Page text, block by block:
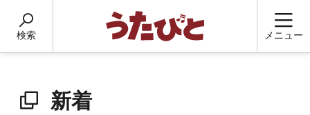
検索 メニュー
新着